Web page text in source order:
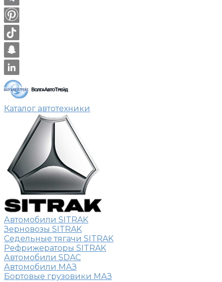
Каталог автотехники
Автомобили SITRAK
Зерновозы SITRAK
Седельные тягачи SITRAK
Рефрижераторы SITRAK
Автомобили SDAC
Автомобили МАЗ
Бортовые грузовики МАЗ